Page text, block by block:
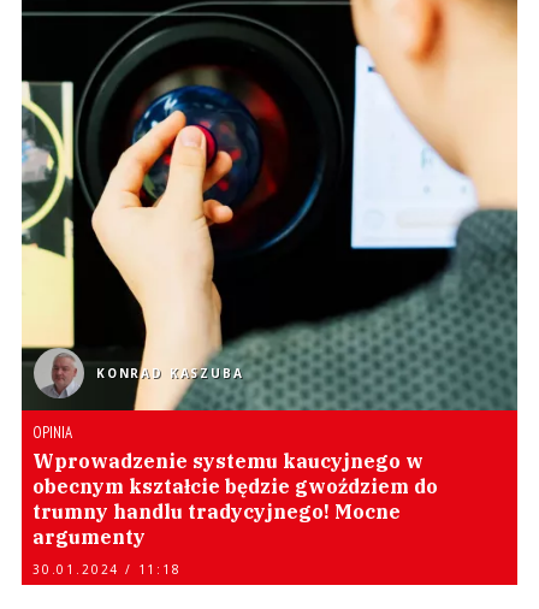
KONRAD KASZUBA
OPINIA
Wprowadzenie systemu kaucyjnego w
obecnym kształcie będzie gwoździem do
trumny handlu tradycyjnego! Mocne
argumenty
30.01.2024 / 11:18